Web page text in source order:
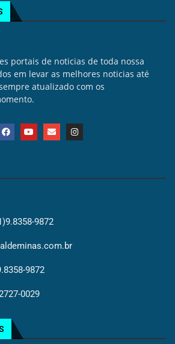
portais de noticias de toda nossa
em levar as melhores noticias até
atualizado com os
9872
9872
0029